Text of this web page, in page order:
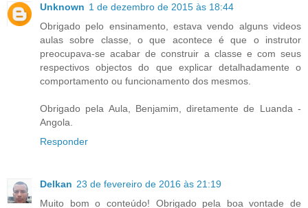
Unknown 1 de dezembro de 2015 às 18:44
Obrigado pelo ensinamento, estava vendo alguns videos
aulas sobre classe, o que acontece é que o instrutor
preocupava-se acabar de construir a classe e com seus
respectivos objectos do que explicar detalhadamente o
comportamento ou funcionamento dos mesmos.
Obrigado pela Aula, Benjamim, diretamente de Luanda -
Angola.
Responder
Delkan 23 de fevereiro de 2016 às 21:19
Muito bom o conteúdo! Obrigado pela boa vontade de